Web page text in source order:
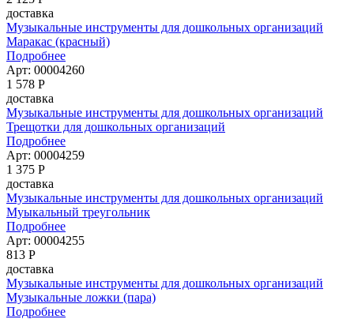
доставка
Музыкальные инструменты для дошкольных организаций
Маракас (красный)
Подробнее
Арт: 00004260
1 578 Р
доставка
Музыкальные инструменты для дошкольных организаций
Трещотки для дошкольных организаций
Подробнее
Арт: 00004259
1 375 Р
доставка
Музыкальные инструменты для дошкольных организаций
Муыкальный треугольник
Подробнее
Арт: 00004255
813 Р
доставка
Музыкальные инструменты для дошкольных организаций
Музыкальные ложки (пара)
Подробнее